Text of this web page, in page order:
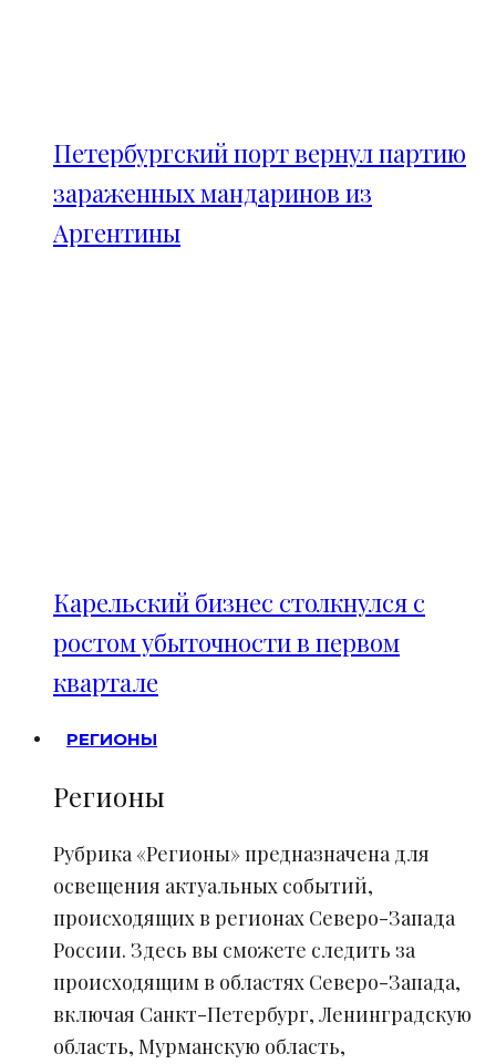
Петербургский порт вернул партию
зараженных мандаринов из
Аргентины
Карельский бизнес столкнулся с
ростом убыточности в первом
квартале
РЕГИОНЫ
Регионы
Рубрика «Регионы» предназначена для
освещения актуальных событий,
происходящих в регионах Северо-Запада
России. Здесь вы сможете следить за
происходящим в областях Северо-Запада,
включая Санкт-Петербург, Ленинградскую
область, Мурманскую область,